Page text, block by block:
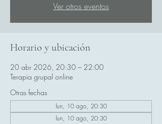
Ver otros eventos
Horario y ubicación
20 abr 2026, 20:30 – 22:00
Terapia grupal online
Otras fechas
lun, 10 ago, 20:30
lun, 10 ago, 20:30